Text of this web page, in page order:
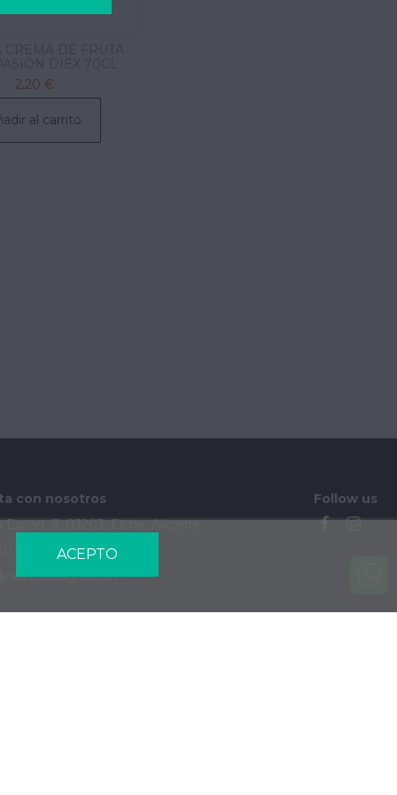
2,20 €
al carrito
con nosotros
Espart, 3, 03203, Elche, Alicante
184 202ACEPTO
Follow us